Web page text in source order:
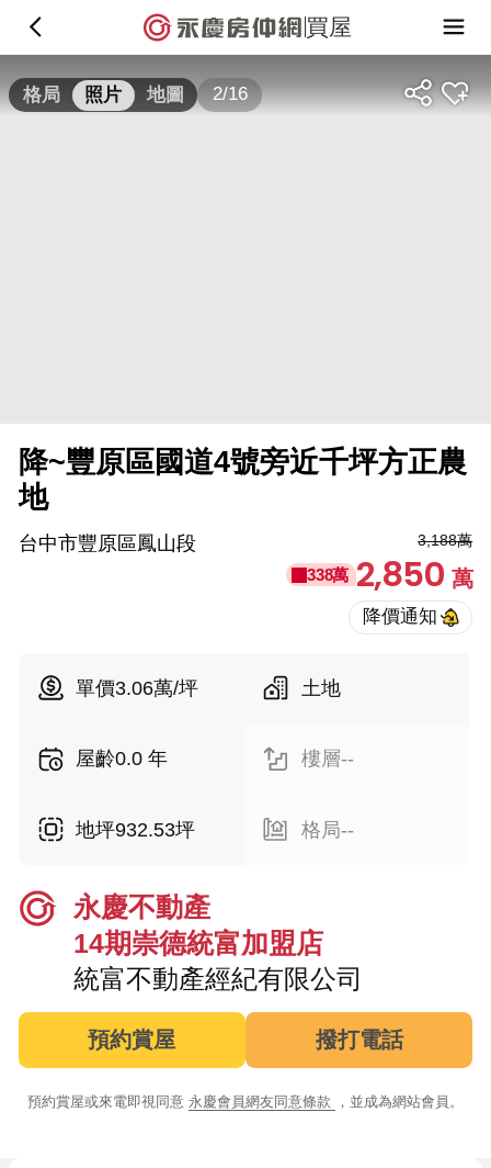
買屋
格局 照片 地圖 2/16
降~豐原區國道4號旁近千坪方正農
地
台中市豐原區鳳山段 3,188萬
338萬 2,850萬
單價3.06萬/坪 土地
屋齡0.0 年 樓層--
地坪932.53坪 格局--
永慶不動產
14期崇德統富加盟店
統富不動產經紀有限公司
預約賞屋 撥打電話
預約賞屋或來電即視同意 永慶會員網友同意條款 ，並成為網站會員。